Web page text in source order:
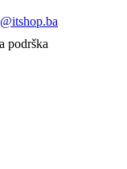
podrška